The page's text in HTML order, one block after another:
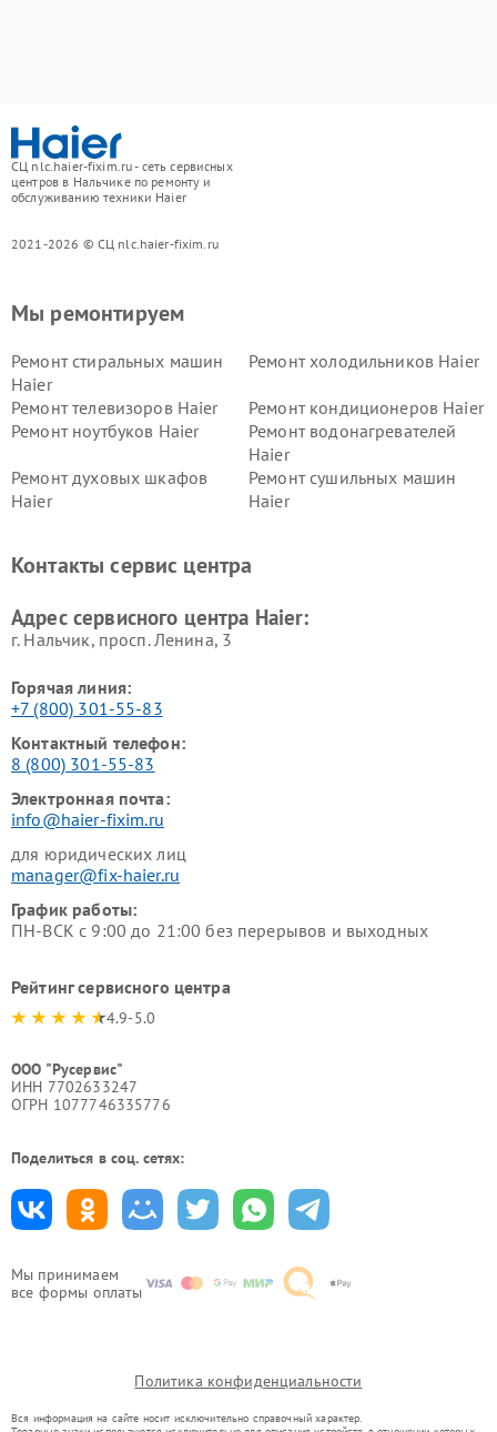
СЦ nlc.haier-fixim.ru - сеть сервисных
центров в Нальчике по ремонту и
обслуживанию техники Haier
2021-2026 © СЦ nlc.haier-fixim.ru
Мы принимаем
все формы оплаты
Мы ремонтируем
Ремонт стиральных машин
Haier
Ремонт холодильников Haier
Ремонт телевизоров Haier
Ремонт кондиционеров Haier
Ремонт ноутбуков Haier
Ремонт водонагревателей
Haier
Ремонт духовых шкафов
Haier
Ремонт сушильных машин
Haier
Ремонт роботов-пылесосов
Ремонт посудомоечных
Контакты сервис центра
Адрес сервисного центра Haier:
г. Нальчик, просп. Ленина, 3
Горячая линия:
+7 (800) 301-55-83
Контактный телефон:
8 (800) 301-55-83
Электронная почта:
info@haier-fixim.ru
для юридических лиц
manager@fix-haier.ru
График работы:
ПН-ВСК с 9:00 до 21:00 без перерывов и выходных
Рейтинг сервисного центра
4.9-5.0
ООО "Русервис"
ИНН 7702633247
ОГРН 1077746335776
Поделиться в соц. сетях:
Политика конфиденциальности
Вся информация на сайте носит исключительно справочный характер.